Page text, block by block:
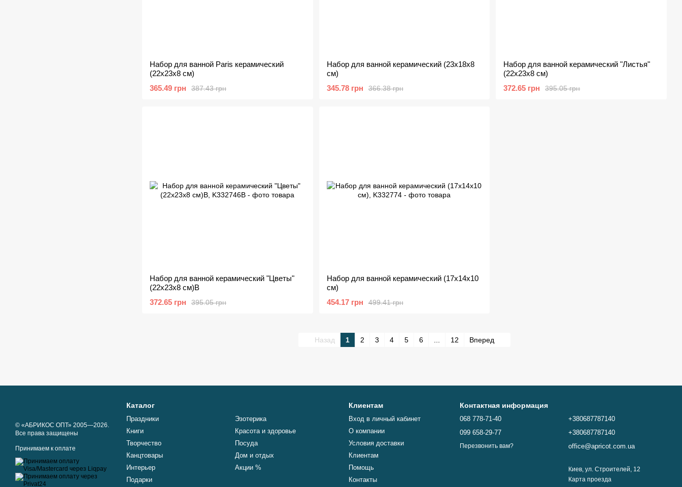
Набор для ванной Paris керамический
(22х23х8 см)
387.43 грн
365.49 грн
Набор для ванной керамический (23х18х8
см)
366.38 грн
345.78 грн
Набор для ванной керамический "Листья"
(22х23х8 см)
395.05 грн
372.65 грн
Набор для ванной керамический "Цветы"
(22х23х8 см)B
395.05 грн
372.65 грн
Набор для ванной керамический (17х14х10
см)
499.41 грн
454.17 грн
Назад 1 2 3 4 5 6 12 Вперед
© «АБРИКОС ОПТ» 2005—2026.
Все права защищены
Принимаем к оплате
Каталог
Праздники
Книги
Творчество
Канцтовары
Интерьер
Подарки
Эзотерика
Красота и здоровье
Посуда
Дом и отдых
Акции %
Клиентам
Вход в личный кабинет
О компании
Условия доставки
Клиентам
Помощь
Контакты
Контактная информация
068 778-71-40
099 658-29-77
Перезвонить вам?
+380687787140
+380687787140
office@apricot.com.ua
Киев, ул. Строителей, 12
Карта проезда